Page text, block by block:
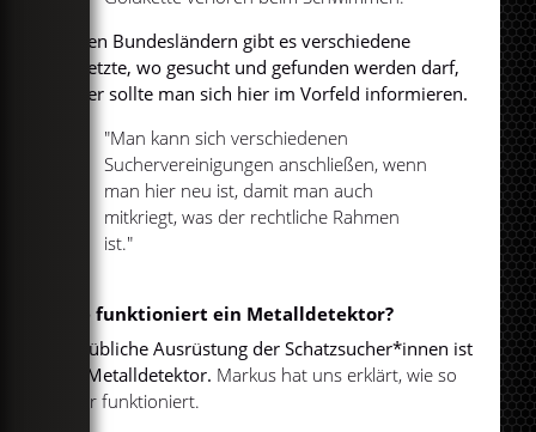
In den Bundesländern gibt es verschiedene
Gesetzte, wo gesucht und gefunden werden darf,
daher sollte man sich hier im Vorfeld informieren.
"Man kann sich verschiedenen
Suchervereinigungen anschließen, wenn
man hier neu ist, damit man auch
mitkriegt, was der rechtliche Rahmen
ist."
Wie funktioniert ein Metalldetektor?
Die übliche Ausrüstung der Schatzsucher*innen ist
ein Metalldetektor. Markus hat uns erklärt, wie so
einer funktioniert.